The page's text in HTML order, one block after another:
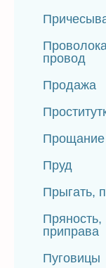
провод
Продажа
Прощание
Пруд
Прыгать,
Пряность,
приправа
Пуговицы